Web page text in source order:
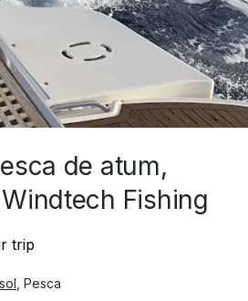
de atum,
Fishing
trip
Pesca